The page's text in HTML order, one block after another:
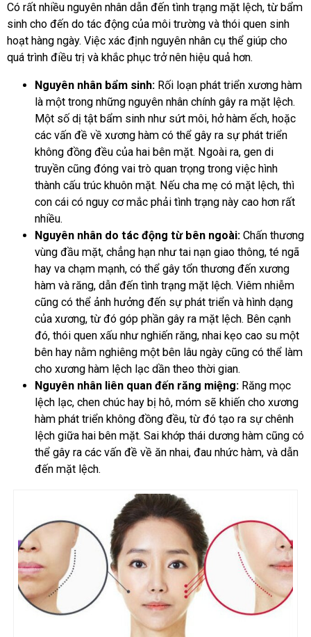
Có rất nhiều nguyên nhân dẫn đến tình trạng mặt lệch, từ bẩm
sinh cho đến do tác động của môi trường và thói quen sinh
hoạt hàng ngày. Việc xác định nguyên nhân cụ thể giúp cho
quá trình điều trị và khắc phục trở nên hiệu quả hơn.
Nguyên nhân bẩm sinh: Rối loạn phát triển xương hàm
là một trong những nguyên nhân chính gây ra mặt lệch.
Một số dị tật bẩm sinh như sứt môi, hở hàm ếch, hoặc
các vấn đề về xương hàm có thể gây ra sự phát triển
không đồng đều của hai bên mặt. Ngoài ra, gen di
truyền cũng đóng vai trò quan trọng trong việc hình
thành cấu trúc khuôn mặt. Nếu cha mẹ có mặt lệch, thì
con cái có nguy cơ mắc phải tình trạng này cao hơn rất
nhiều.
Nguyên nhân do tác động từ bên ngoài: Chấn thương
vùng đầu mặt, chẳng hạn như tai nạn giao thông, té ngã
hay va chạm mạnh, có thể gây tổn thương đến xương
hàm và răng, dẫn đến tình trạng mặt lệch. Viêm nhiễm
cũng có thể ảnh hưởng đến sự phát triển và hình dạng
của xương, từ đó góp phần gây ra mặt lệch. Bên cạnh
đó, thói quen xấu như nghiến răng, nhai kẹo cao su một
bên hay nằm nghiêng một bên lâu ngày cũng có thể làm
cho xương hàm lệch lạc dần theo thời gian.
Nguyên nhân liên quan đến răng miệng: Răng mọc
lệch lạc, chen chúc hay bị hô, móm sẽ khiến cho xương
hàm phát triển không đồng đều, từ đó tạo ra sự chênh
lệch giữa hai bên mặt. Sai khớp thái dương hàm cũng có
thể gây ra các vấn đề về ăn nhai, đau nhức hàm, và dẫn
đến mặt lệch.